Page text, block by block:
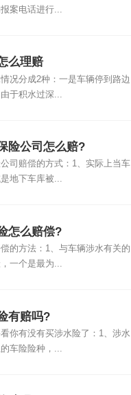
案电话进行...
么理赔
况分成2种：一是车辆停到路边
于积水过深...
险公司怎么赔?
司赔偿的方式：1、实际上当车
地下车库被...
怎么赔偿?
的方法：1、与车辆涉水有关的
一个是最为...
有赔吗?
你有没有买涉水险了：1、涉水
车险险种，...